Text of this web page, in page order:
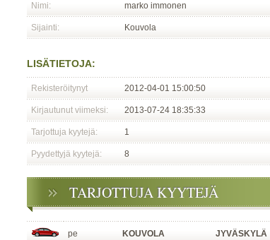
Nimi: marko immonen
Sijainti: Kouvola
LISÄTIETOJA:
Rekisteröitynyt 2012-04-01 15:00:50
Kirjautunut viimeksi: 2013-07-24 18:35:33
Tarjottuja kyytejä: 1
Pyydettyjä kyytejä: 8
TARJOTTUJA KYYTEJÄ
pe KOUVOLA JYVÄSKYLÄ